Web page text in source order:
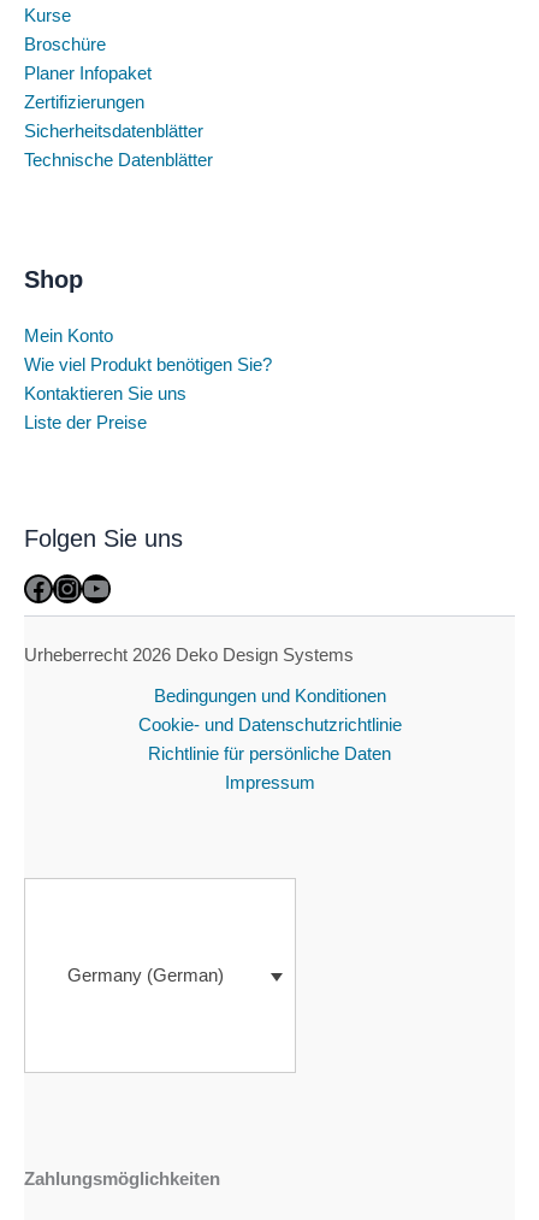
Kurse
Broschüre
Planer Infopaket
Zertifizierungen
Sicherheitsdatenblätter
Technische Datenblätter
Shop
Mein Konto
Wie viel Produkt benötigen Sie?
Kontaktieren Sie uns
Liste der Preise
Folgen Sie uns
Facebook
Instagram
YouTube
Urheberrecht 2026 Deko Design Systems
Bedingungen und Konditionen
Cookie- und Datenschutzrichtlinie
Richtlinie für persönliche Daten
Impressum
Germany (German)
Zahlungsmöglichkeiten